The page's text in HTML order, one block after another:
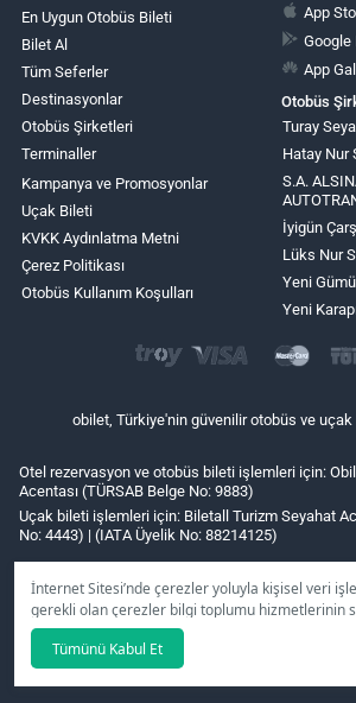
İnternet Sitesi’nde çerezler yoluyla kişisel veri
gerekli olan çerezler bilgi toplumu hizmetlerinin
kullanılmaktadır. Tercihleriniz doğrultusunda size
kişiselleştirilmiş çerezleri ve özel kampanyaları
tıklamanız halinde kullanımınıza sunamayacağız.
Tümünü Kabul Et
En Uygun Otobüs Bileti
Bilet Al
Tüm Seferler
Destinasyonlar
Otobüs Şirketleri
Terminaller
Kampanya ve Promosyonlar
Uçak Bileti
KVKK Aydınlatma Metni
Çerez Politikası
Otobüs Kullanım Koşulları
App
Google
App
Otobüs
Turay
Hatay Nur
S.A.
İyigün
Lüks Nur
Yeni
Yeni
obilet, Türkiye'nin güvenilir otobüs ve
Otel rezervasyon ve otobüs bileti işlemleri için:
Acentası (TÜRSAB Belge No: 9883)
Uçak bileti işlemleri için: Biletall Turizm Seyahat
No: 4443) | (IATA Üyelik No: 88214125)